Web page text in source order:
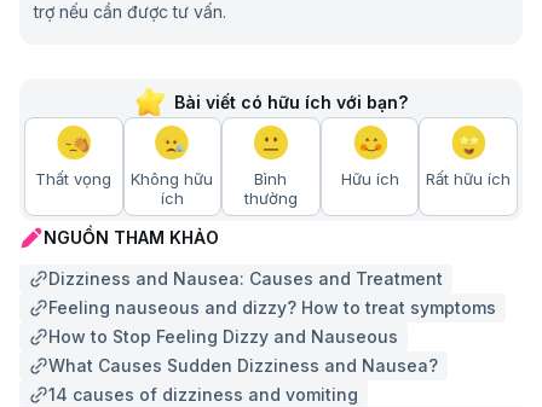
trợ nếu cần được tư vấn.
Bài viết có hữu ích với bạn?
Thất vọng
Không hữu
ích
Bình
thường
Hữu ích Rất hữu ích
NGUỒN THAM KHẢO
Dizziness and Nausea: Causes and Treatment
Feeling nauseous and dizzy? How to treat symptoms
How to Stop Feeling Dizzy and Nauseous
What Causes Sudden Dizziness and Nausea?
14 causes of dizziness and vomiting